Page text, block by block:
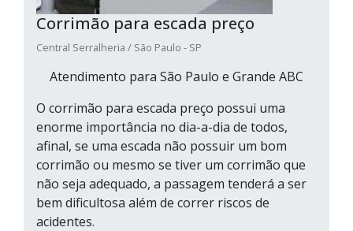
Corrimão para escada preço
Central Serralheria / São Paulo - SP
Atendimento para São Paulo e Grande ABC
O corrimão para escada preço possui uma
enorme importância no dia-a-dia de todos,
afinal, se uma escada não possuir um bom
corrimão ou mesmo se tiver um corrimão que
não seja adequado, a passagem tenderá a ser
bem dificultosa além de correr riscos de
acidentes.